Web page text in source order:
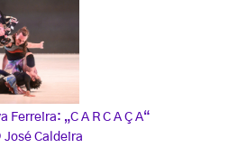
Ferreira: „C A R C A Ç A“
José Caldeira